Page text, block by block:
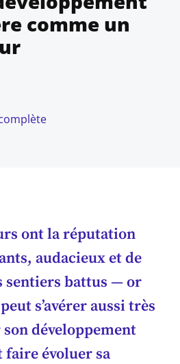
comme un
ont la réputation
audacieux et de
sentiers battus — or
s’avérer aussi très
développement
évoluer sa